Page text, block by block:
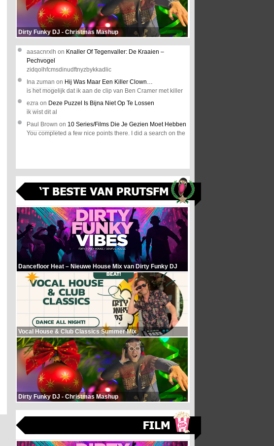
Dirty Funky DJ - Christmas Mashup
aasacnrxlh on Knaller Of Tegenvaller: De Kraaien –
Pechvogel
zidqolhfcmsdinudftnyzbykkadlic
Ina zuman on Hij Was Maar Een Killer Clown…
is het mogelijk dat ik aan de clip van Ben Cramer met killer
ezra on Deze Puzzel Is Bijna Niet Op Te Lossen
ik wist dit al
Paul Brown on 10 Series/Films Die Je Gezien Moet Hebben
You completed a few nice points there. I did a search on the
Dancefloor Heat – Nieuwe House Mix van Dirty Funky DJ
Vocal House & Club Classics Summer Mix
Dirty Funky DJ - Christmas Mashup